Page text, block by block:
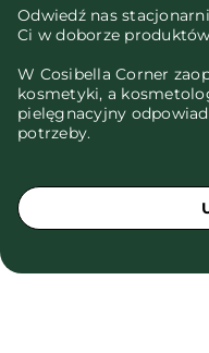
Odwiedź nas
Ci w doborze
W Cosibella Corner
kosmetyki, a
pielęgnacyjny
potrzeby.